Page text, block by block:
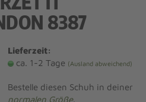
8387
Lieferzeit:
ca. 1-2 Tage (Ausland abweichend)
Bestelle diesen Schuh in deiner
normalen Größe.